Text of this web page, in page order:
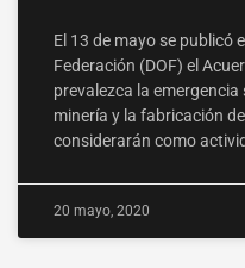
El 13 de mayo se publicó
Federación (DOF) el
prevalezca la
minería y la fabricación
considerarán como
20 mayo, 2020